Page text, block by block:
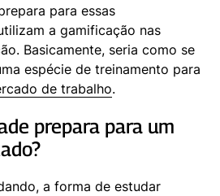
para essas
a gamificação nas
Basicamente, seria como se
espécie de treinamento para
de trabalho.
prepara para um
a forma de estudar